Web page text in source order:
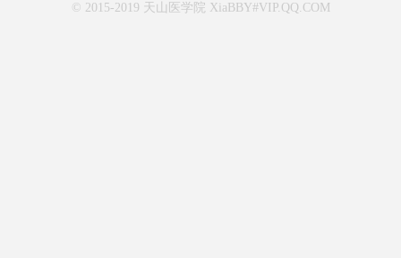
© 2015-2019 天山医学院 XiaBBY#VIP.QQ.COM